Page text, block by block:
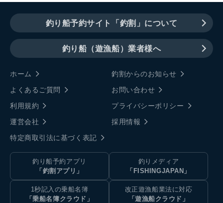
釣り船予約サイト「釣割」について
釣り船（遊漁船）業者様へ
ホーム
釣割からのお知らせ
よくあるご質問
お問い合わせ
利用規約
プライバシーポリシー
運営会社
採用情報
特定商取引法に基づく表記
釣り船予約アプリ
「釣割アプリ」
釣りメディア
「FISHINGJAPAN」
1秒記入の乗船名簿
「乗船名簿クラウド」
改正遊漁船業法に対応
「遊漁船クラウド」